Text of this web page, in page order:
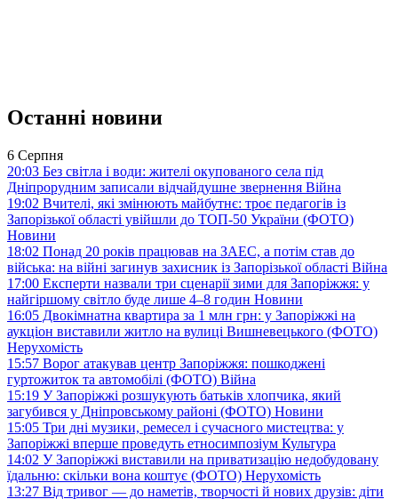
Останні новини
6 Серпня
20:03 Без світла і води: жителі окупованого села під
Дніпрорудним записали відчайдушне звернення Війна
19:02 Вчителі, які змінюють майбутнє: троє педагогів із
Запорізької області увійшли до ТОП-50 України (ФОТО)
Новини
18:02 Понад 20 років працював на ЗАЕС, а потім став до
війська: на війні загинув захисник із Запорізької області Війна
17:00 Експерти назвали три сценарії зими для Запоріжжя: у
найгіршому світло буде лише 4–8 годин Новини
16:05 Двокімнатна квартира за 1 млн грн: у Запоріжжі на
аукціон виставили житло на вулиці Вишневецького (ФОТО)
Нерухомість
15:57 Ворог атакував центр Запоріжжя: пошкоджені
гуртожиток та автомобілі (ФОТО) Війна
15:19 У Запоріжжі розшукують батьків хлопчика, який
загубився у Дніпровському районі (ФОТО) Новини
15:05 Три дні музики, ремесел і сучасного мистецтва: у
Запоріжжі вперше проведуть етносимпозіум Культура
14:02 У Запоріжжі виставили на приватизацію недобудовану
їдальню: скільки вона коштує (ФОТО) Нерухомість
13:27 Від тривог — до наметів, творчості й нових друзів: діти